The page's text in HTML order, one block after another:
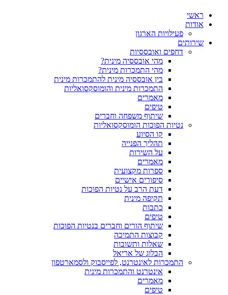
ראשי
אודות
פעילויות הארגון
שירותים
דחפים ואובססיות
מהי אובססיה מינית?
מהי התמכרות מינית?
בין אובססיה מינית להתמכרות מינית
התמכרות מינית והומוסקסואליות
מאמרים
טיפים
שיתוף משפחה וחברים
נטיות הפוכות הומוסקסואליות
קו הסיוע
תהליך הפנייה
על השירות
מאמרים
ספרות מקצועית
סיפורים אישיים
דעת הרב על נטיות הפוכות
תקיפה מינית
כתבות
טיפים
שיתוף הורים וחברים בנטיות הפוכות
קבוצות התמיכה
שאלות ותשובות
הבלוג של אריאל
התמכרות לאינטרנט, לפייסבוק ולסמארטפון
אינטרנט והתמכרות מינית
מאמרים
טיפים